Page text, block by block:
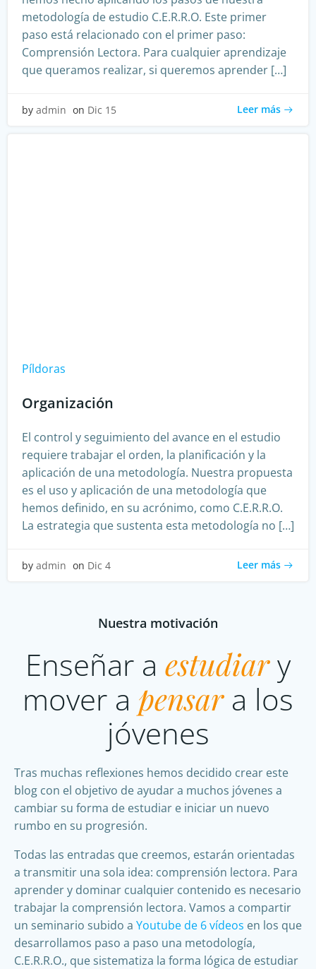
metodología de estudio C.E.R.R.O. Este primer
paso está relacionado con el primer paso:
Comprensión Lectora. Para cualquier aprendizaje
que queramos realizar, si queremos aprender […]
by admin on Dic 15 Leer más
Píldoras
Organización
El control y seguimiento del avance en el estudio
requiere trabajar el orden, la planificación y la
aplicación de una metodología. Nuestra propuesta
es el uso y aplicación de una metodología que
hemos definido, en su acrónimo, como C.E.R.R.O.
La estrategia que sustenta esta metodología no […]
by admin on Dic 4 Leer más
Nuestra motivación
Enseñar a estudiary
mover a pensar a los
jóvenes
Tras muchas reflexiones hemos decidido crear este
blog con el objetivo de ayudar a muchos jóvenes a
cambiar su forma de estudiar e iniciar un nuevo
rumbo en su progresión.
Todas las entradas que creemos, estarán orientadas
a transmitir una sola idea: comprensión lectora. Para
aprender y dominar cualquier contenido es necesario
trabajar la comprensión lectora. Vamos a compartir
un seminario subido a Youtube de 6 vídeos en los que
desarrollamos paso a paso una metodología,
C.E.R.R.O., que sistematiza la forma lógica de estudiar